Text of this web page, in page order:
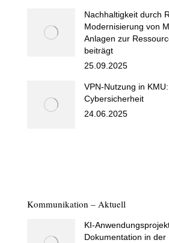
Nachhaltigkeit durch
Modernisierung von
Anlagen zur
beiträgt
25.09.2025
VPN-Nutzung in
Cybersicherheit
24.06.2025
Kommunikation – Aktuell
KI-
Dokumentation in der